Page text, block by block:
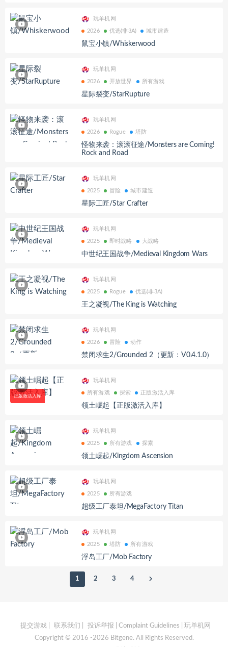
玩单机网
2026 优选(非3A) 城市建造
鼠宝小镇/Whiskerwood
玩单机网
2026 开放世界 所有游戏
星际裂变/StarRupture
玩单机网
2026 Rogue 塔防
怪物来袭：滚滚征途/Monsters are Coming!
Rock and Road
玩单机网
2025 冒险 城市建造
星际工匠/Star Crafter
玩单机网
2025 即时战略 大战略
中世纪王国战争/Medieval Kingdom Wars
玩单机网
2025 Rogue 优选(非3A)
王之凝视/The King is Watching
玩单机网
2026 冒险 动作
禁闭求生2/Grounded 2（更新：V0.4.1.0）
玩单机网
所有游戏 探索 正版激活入库
领土崛起【正版激活入库】
玩单机网
2025 所有游戏 探索
领土崛起/Kingdom Ascension
玩单机网
2025 所有游戏
超级工厂泰坦/MegaFactory Titan
玩单机网
2025 塔防 所有游戏
浮岛工厂/Mob Factory
1 2 3 4
提交游戏| 联系我们 投诉举报 | Complaint Guidelines | 玩单机网
Copyright © 2016 -2026 Bitgene. All Rights Reserved.